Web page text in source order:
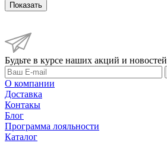
Показать
Будьте в курсе наших акций и новостей
О компании
Доставка
Контакы
Блог
Программа лояльности
Каталог